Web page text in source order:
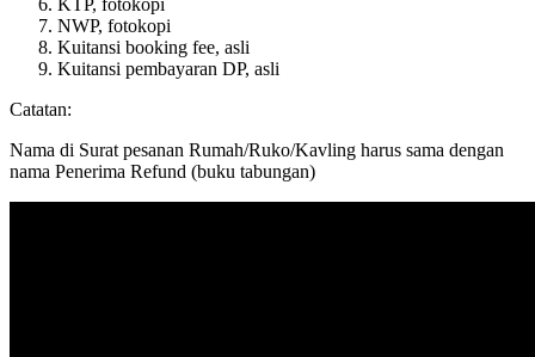
NWP, fotokopi
Kuitansi booking fee, asli
Kuitansi pembayaran DP, asli
Catatan:
Nama di Surat pesanan Rumah/Ruko/Kavling harus sama dengan
nama Penerima Refund (buku tabungan)